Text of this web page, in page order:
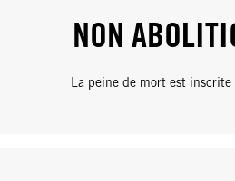
NON
La peine de mort est